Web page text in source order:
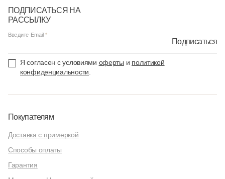
ПОДПИСАТЬСЯ НА
РАССЫЛКУ
Введите Email
Подписаться
Я согласен с условиями оферты и политикой
конфиденциальности
Покупателям
Доставка с примеркой
Способы оплаты
Гарантия